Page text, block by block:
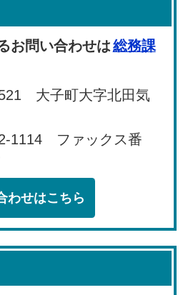
お問い合わせは総務課
大子町大字北田気
1114 ファックス番
わせはこちら